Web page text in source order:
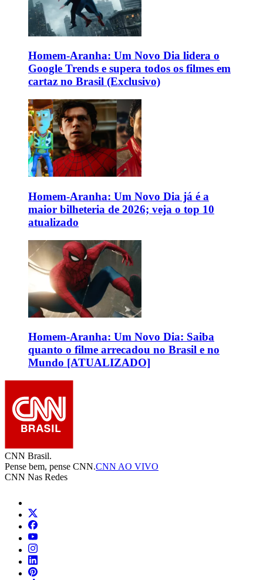
Homem-Aranha: Um Novo Dia lidera o
Google Trends e supera todos os filmes em
cartaz no Brasil (Exclusivo)
Homem-Aranha: Um Novo Dia já é a
maior bilheteria de 2026; veja o top 10
atualizado
Homem-Aranha: Um Novo Dia: Saiba
quanto o filme arrecadou no Brasil e no
Mundo [ATUALIZADO]
CNN Brasil.
Pense bem, pense CNN.CNN AO VIVO
CNN Nas Redes